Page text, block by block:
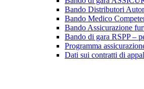
Bando Distributori
Bando Medico
Bando Assicurazione
Bando di gara RSPP –
Programma
Dati sui contratti di